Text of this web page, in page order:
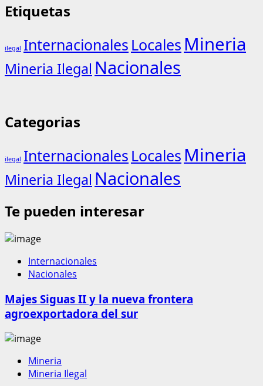
Etiquetas
ilegal Internacionales Locales Mineria
Mineria Ilegal Nacionales
Categorias
ilegal Internacionales Locales Mineria
Mineria Ilegal Nacionales
Te pueden interesar
Internacionales
Nacionales
Majes Siguas II y la nueva frontera
agroexportadora del sur
Mineria
Mineria Ilegal